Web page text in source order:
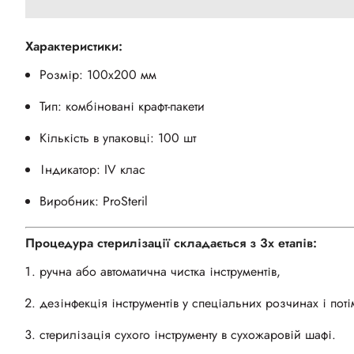
Характеристики:
Розмір: 100х200 мм
Тип: комбіновані крафт-пакети
Кількість в упаковці: 100 шт
Індикатор: IV клас
Виробник: ProSteril
Процедура стерилізації складається з 3х етапів:
ручна або автоматична чистка інструментів,
дезінфекція інструментів у спеціальних розчинах і
стерилізація сухого інструменту в сухожаровій шафі.